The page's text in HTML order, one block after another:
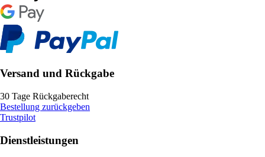
Versand und Rückgabe
30 Tage Rückgaberecht
Bestellung zurückgeben
Trustpilot
Dienstleistungen